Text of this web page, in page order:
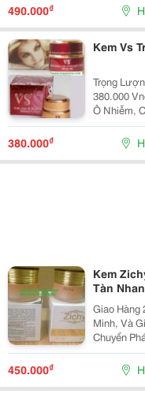
490.000₫
Kem Vs
Trọng Lượng: 25G Xuất Xứ:
380.000 Vnđ Dưới Tác Động Của Môi Trường,
Ô Nhiễm,
Nguy
Hoá Cho
380.000₫
Kem
Tàn
Giao Hàng 24/24 Giao Hàng Miễn
Minh, Và Giao
Chuyển Phát
Lòng Liên
450.000₫